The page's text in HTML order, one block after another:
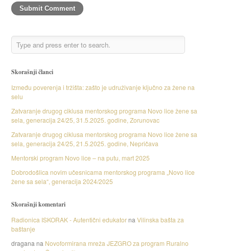
Skorašnji članci
Između poverenja i tržišta: zašto je udruživanje ključno za žene na
selu
Zatvaranje drugog ciklusa mentorskog programa Novo lice žene sa
sela, generacija 24/25, 31.5.2025. godine, Zorunovac
Zatvaranje drugog ciklusa mentorskog programa Novo lice žene sa
sela, generacija 24/25, 21.5.2025. godine, Nepričava
Mentorski program Novo lice – na putu, mart 2025
Dobrodošlica novim učesnicama mentorskog programa „Novo lice
žene sa sela“, generacija 2024/2025
Skorašnji komentari
Radionica ISKORAK - Autentični edukatorna Vilinska bašta za
baštanje
dragana na Novoformirana mreža JEZGRO za program Ruralno